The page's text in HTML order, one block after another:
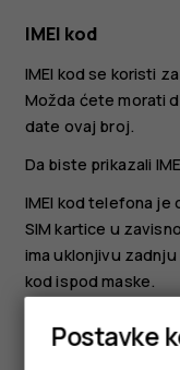
IMEI kod
IMEI kod se koristi
Možda ćete morati
date ovaj broj.
Da biste prikazali
IMEI kod telefona je
SIM kartice u
ima uklonjivu
kod ispod maske.
Postavke